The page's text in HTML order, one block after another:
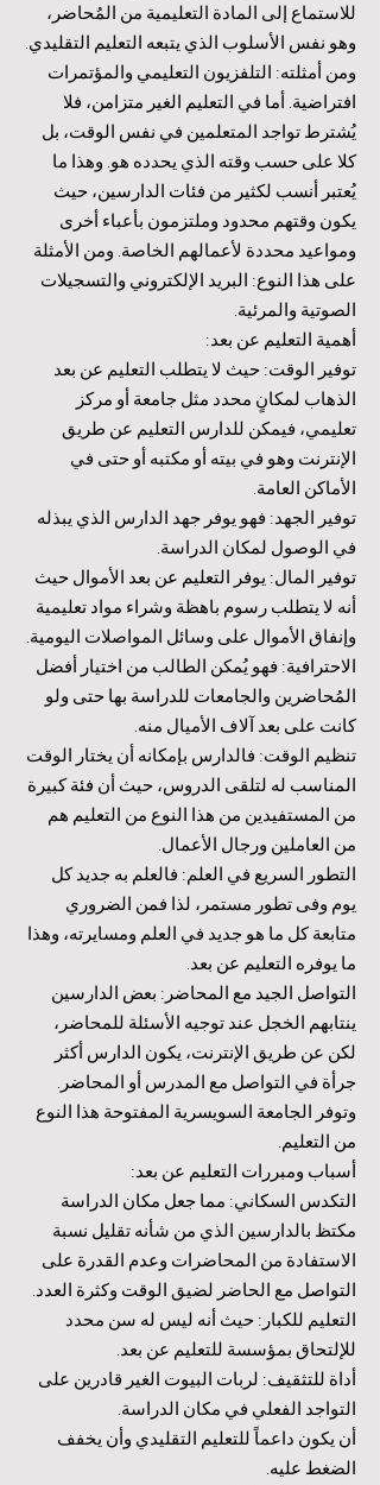
للاستماع إلى المادة التعليمية من المُحاضر،
وهو نفس الأسلوب الذي يتبعه التعليم التقليدي.
ومن أمثلته: التلفزيون التعليمي والمؤتمرات
افتراضية. أما في التعليم الغير متزامن، فلا
يُشترط تواجد المتعلمين في نفس الوقت، بل
كلا على حسب وقته الذي يحدده هو. وهذا ما
يُعتبر أنسب لكثير من فئات الدارسين، حيث
يكون وقتهم محدود وملتزمون بأعباء أخرى
ومواعيد محددة لأعمالهم الخاصة. ومن الأمثلة
على هذا النوع: البريد الإلكتروني والتسجيلات
الصوتية والمرئية.
أهمية التعليم عن بعد:
توفير الوقت: حيث لا يتطلب التعليم عن بعد
الذهاب لمكانٍ محدد مثل جامعة أو مركز
تعليمي، فيمكن للدارس التعليم عن طريق
الإنترنت وهو في بيته أو مكتبه أو حتى في
الأماكن العامة.
توفير الجهد: فهو يوفر جهد الدارس الذي يبذله
في الوصول لمكان الدراسة.
توفير المال: يوفر التعليم عن بعد الأموال حيث
أنه لا يتطلب رسوم باهظة وشراء مواد تعليمية
وإنفاق الأموال على وسائل المواصلات اليومية.
الاحترافية: فهو يُمكن الطالب من اختيار أفضل
المُحاضرين والجامعات للدراسة بها حتى ولو
كانت على بعد آلاف الأميال منه.
تنظيم الوقت: فالدارس بإمكانه أن يختار الوقت
المناسب له لتلقى الدروس، حيث أن فئة كبيرة
من المستفيدين من هذا النوع من التعليم هم
من العاملين ورجال الأعمال.
التطور السريع في العلم: فالعلم به جديد كل
يوم وفى تطور مستمر، لذا فمن الضروري
متابعة كل ما هو جديد في العلم ومسايرته، وهذا
ما يوفره التعليم عن بعد.
التواصل الجيد مع المحاضر: بعض الدارسين
ينتابهم الخجل عند توجيه الأسئلة للمحاضر،
لكن عن طريق الإنترنت، يكون الدارس أكثر
جرأة في التواصل مع المدرس أو المحاضر.
وتوفر الجامعة السويسرية المفتوحة هذا النوع
من التعليم.
أسباب ومبررات التعليم عن بعد:
التكدس السكاني: مما جعل مكان الدراسة
مكتظ بالدارسين الذي من شأنه تقليل نسبة
الاستفادة من المحاضرات وعدم القدرة على
التواصل مع الحاضر لضيق الوقت وكثرة العدد.
التعليم للكبار: حيث أنه ليس له سن محدد
للإلتحاق بمؤسسة للتعليم عن بعد.
أداة للتثقيف: لربات البيوت الغير قادرين على
التواجد الفعلي في مكان الدراسة.
أن يكون داعماً للتعليم التقليدي وأن يخفف
الضغط عليه.